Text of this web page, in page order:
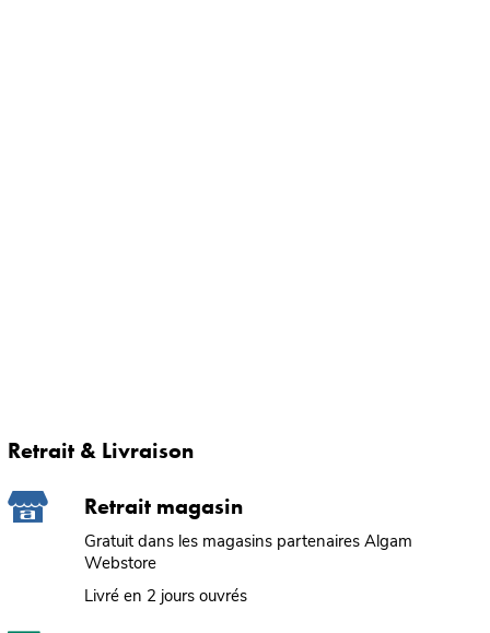
Retrait & Livraison
Retrait magasin
Gratuit dans les magasins partenaires Algam
Webstore
Livré en 2 jours ouvrés